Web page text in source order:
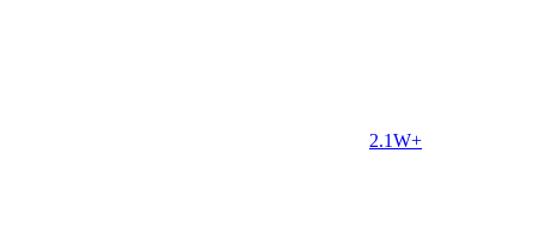
2.1W+